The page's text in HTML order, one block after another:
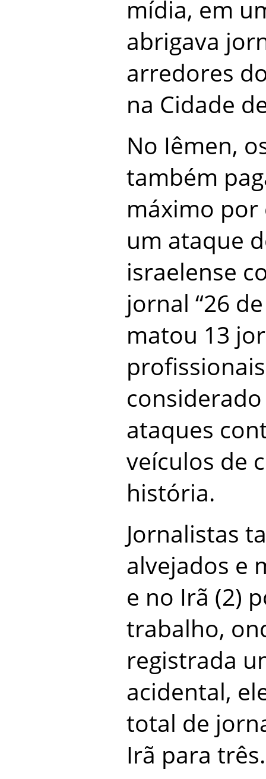
mídia, em
abrigava
arredores
na Cidade
No Iêmen,
também
máximo
um ataque
israelense
jornal “26
matou 13
ataques
veículos de
história.
Jornalistas
alvejados e
e no Irã (2)
trabalho,
registrada
acidental,
total de
Irã para três.